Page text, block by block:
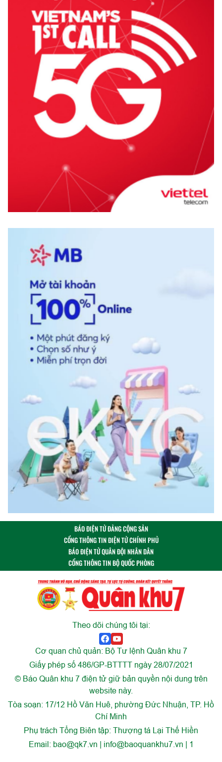
BÁO ĐIỆN TỬ ĐẢNG CỘNG SẢN
CỔNG THÔNG TIN ĐIỆN TỬ CHÍNH PHỦ
BÁO ĐIỆN TỬ QUÂN ĐỘI NHÂN DÂN
CỔNG THÔNG TIN BỘ QUỐC PHÒNG
Theo dõi chúng tôi tại:
Cơ quan chủ quản: Bộ Tư lệnh Quân khu 7
Giấy phép số 486/GP-BTTTT ngày 28/07/2021
© Báo Quân khu 7 điện tử giữ bản quyền nội dung trên
website này.
Tòa soạn: 17/12 Hồ Văn Huê, phường Đức Nhuận, TP. Hồ
Chí Minh
Phụ trách Tổng Biên tập: Thượng tá Lại Thế Hiền
Email: bao@qk7.vn | info@baoquankhu7.vn | 1